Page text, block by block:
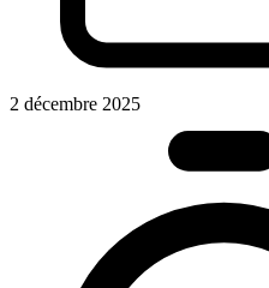
2 décembre 2025